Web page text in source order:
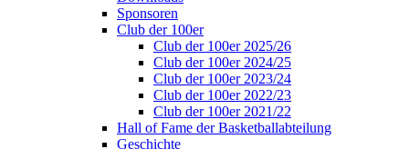
Sponsoren
Club der 100er
Club der 100er 2025/26
Club der 100er 2024/25
Club der 100er 2023/24
Club der 100er 2022/23
Club der 100er 2021/22
Hall of Fame der Basketballabteilung
Geschichte